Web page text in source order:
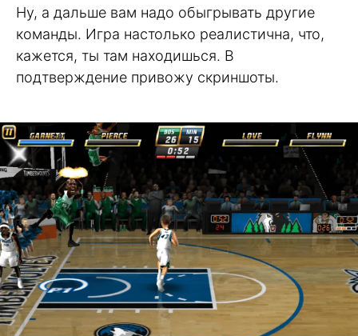
Ну, а дальше вам надо обыгрывать другие
команды. Игра настолько реалистична, что,
кажется, ты там находишься. В
подтверждение привожу скриншоты.